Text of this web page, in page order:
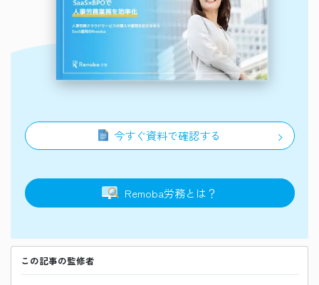
今すぐ資料で確認する
Remoba労務とは？
この記事の監修者